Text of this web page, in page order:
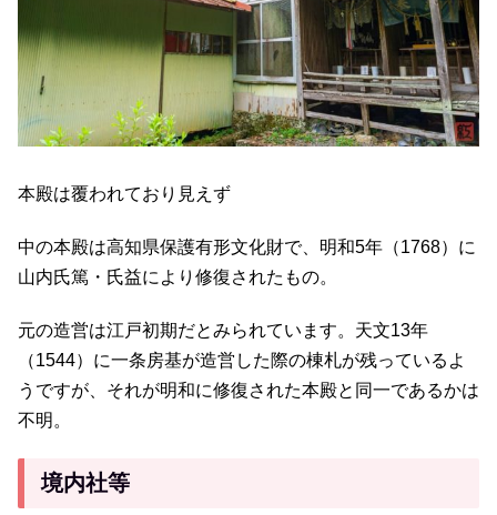
本殿は覆われており見えず
中の本殿は高知県保護有形文化財で、明和5年（1768）に
山内氏篤・氏益により修復されたもの。
元の造営は江戸初期だとみられています。天文13年
（1544）に一条房基が造営した際の棟札が残っているよ
うですが、それが明和に修復された本殿と同一であるかは
不明。
境内社等